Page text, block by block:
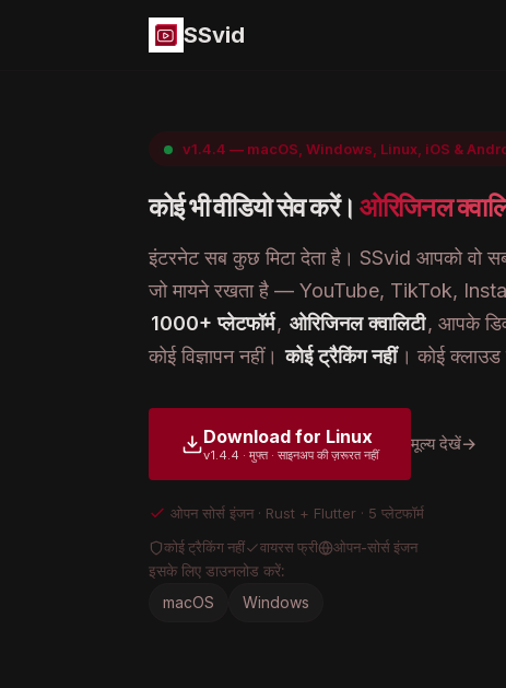
SSvid
v1.4.4 — macOS, Windows, Linux, iOS &
कोई भी वीडियो सेव करें।ओरिजिनल
इंटरनेट सब कुछ मिटा देता है। SSvid आपको वो
जो मायने रखता है — YouTube, TikTok,
1000+ प्लेटफॉर्म, ओरिजिनल क्वालिटी, आपके
कोई विज्ञापन नहीं। कोई ट्रैकिंग नहीं । कोई क्लाउड
Download for Linux
v1.4.4 · मुफ्त · साइनअप की ज़रूरत नहीं
मूल्य देखें→
ओपन सोर्स इंजन · Rust + Flutter · 5 प्लेटफॉर्म
कोई ट्रैकिंग नहीं वायरस फ्री ओपन-सोर्स इंजन
इसके लिए डाउनलोड करें:
macOS
Windows